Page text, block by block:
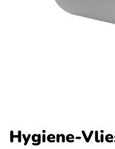
Hygiene-